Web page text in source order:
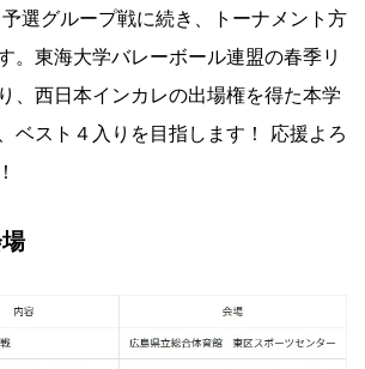
選グループ戦に続き、トーナメント方
。東海大学バレーボール連盟の春季リ
、西日本インカレの出場権を得た本学
ベスト４入りを目指します！ 応援よろ